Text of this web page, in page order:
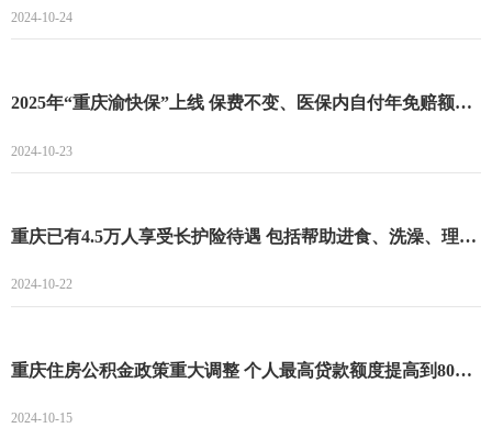
2024-10-24
2025年“重庆渝快保”上线 保费不变、医保内自付年免赔额降至1万元
2024-10-23
重庆已有4.5万人享受长护险待遇 包括帮助进食、洗澡、理发等护理服务
2024-10-22
重庆住房公积金政策重大调整 个人最高贷款额度提高到80万元
2024-10-15